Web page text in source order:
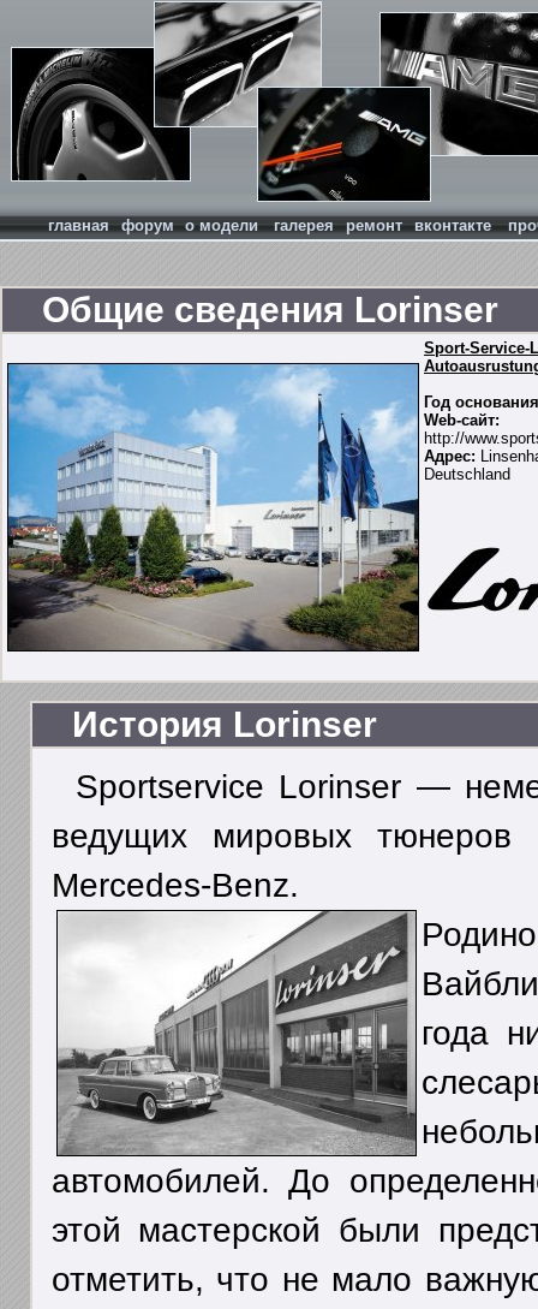
главная форум о модели галерея ремонт вконтакте
Общие сведения Lorinser
Sport-Service-
Год
Web-сайт:
http://
Адрес:
Deutschland
История Lorinser
Sportservice Lorinser —
ведущих мировых тюнеров
Mercedes-Benz.
года
автомобилей. До
этой мастерской были
отметить, что не мало